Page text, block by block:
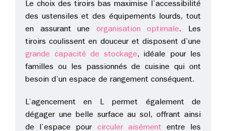
Le choix des tiroirs bas maximise l’accessibilité
des ustensiles et des équipements lourds, tout
en assurant une organisation optimale. Les
tiroirs coulissent en douceur et disposent d’une
grande capacité de stockage, idéale pour les
familles ou les passionnés de cuisine qui ont
besoin d’un espace de rangement conséquent.
L’agencement en L permet également de
dégager une belle surface au sol, offrant ainsi
de l’espace pour circuler aisémententre les